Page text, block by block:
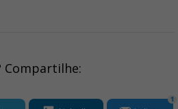
Compartilhe:
1